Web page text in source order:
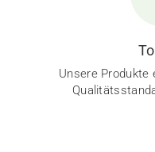
Unsere